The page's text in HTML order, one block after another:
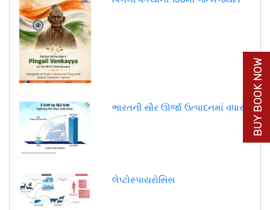
ભારતની સૌર ઊર્જા ઉત્પાદનમાં વધારો
લેપ્ટોસ્પાયરોસિસ
BUY BOOK NOW